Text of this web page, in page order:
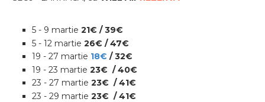
5 - 9 martie 21€ / 39€
5 - 12 martie 26€ / 47€
19 - 27 martie 18€ / 32€
19 - 23 martie 23€ / 40€
23 - 27 martie 23€ / 41€
23 - 29 martie 23€ / 41€